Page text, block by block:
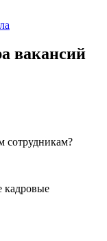
вакансий
сотрудникам?
кадровые